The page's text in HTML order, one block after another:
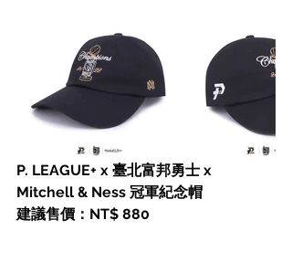
P. LEAGUE+ x 臺北富邦勇士 x
Mitchell & Ness 冠軍紀念帽
建議售價：NT$ 880